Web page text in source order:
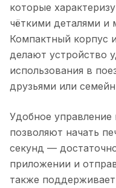
которые
чёткими деталями и
Компактный корпус
делают устройство
использования в
друзьями или
Удобное управление
позволяют начать
секунд —
приложении и
также